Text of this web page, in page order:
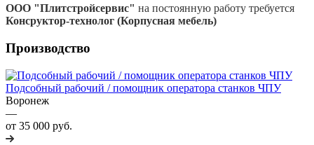
ООО "Плитстройсервис" на постоянную работу требуется
Консруктор-технолог (Корпусная мебель)
Производство
Подсобный рабочий / помощник оператора станков ЧПУ
Воронеж
—
от 35 000 руб.